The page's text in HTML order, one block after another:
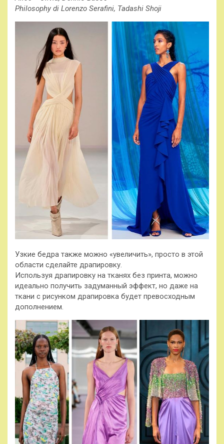
Philosophy di Lorenzo Serafini, Tadashi Shoji
Узкие бедра также можно «увеличить», просто в этой
области сделайте драпировку.
Используя драпировку на тканях без принта, можно
идеально получить задуманный эффект, но даже на
ткани с рисунком драпировка будет превосходным
дополнением.